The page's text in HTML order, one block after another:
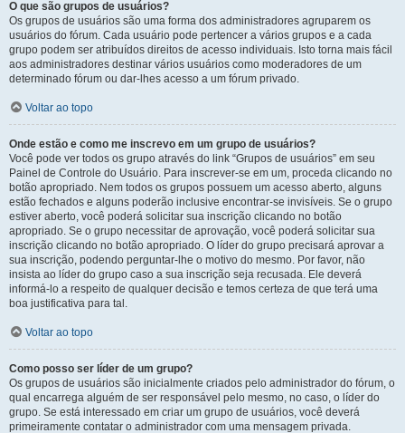
O que são grupos de usuários?
Os grupos de usuários são uma forma dos administradores agruparem os
usuários do fórum. Cada usuário pode pertencer a vários grupos e a cada
grupo podem ser atribuídos direitos de acesso individuais. Isto torna mais fácil
aos administradores destinar vários usuários como moderadores de um
determinado fórum ou dar-lhes acesso a um fórum privado.
Voltar ao topo
Onde estão e como me inscrevo em um grupo de usuários?
Você pode ver todos os grupo através do link “Grupos de usuários” em seu
Painel de Controle do Usuário. Para inscrever-se em um, proceda clicando no
botão apropriado. Nem todos os grupos possuem um acesso aberto, alguns
estão fechados e alguns poderão inclusive encontrar-se invisíveis. Se o grupo
estiver aberto, você poderá solicitar sua inscrição clicando no botão
apropriado. Se o grupo necessitar de aprovação, você poderá solicitar sua
inscrição clicando no botão apropriado. O líder do grupo precisará aprovar a
sua inscrição, podendo perguntar-lhe o motivo do mesmo. Por favor, não
insista ao líder do grupo caso a sua inscrição seja recusada. Ele deverá
informá-lo a respeito de qualquer decisão e temos certeza de que terá uma
boa justificativa para tal.
Voltar ao topo
Como posso ser líder de um grupo?
Os grupos de usuários são inicialmente criados pelo administrador do fórum, o
qual encarrega alguém de ser responsável pelo mesmo, no caso, o líder do
grupo. Se está interessado em criar um grupo de usuários, você deverá
primeiramente contatar o administrador com uma mensagem privada.